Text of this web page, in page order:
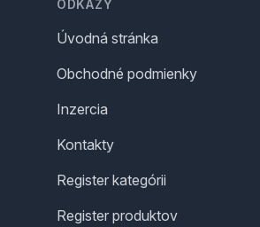
ODKAZY
Úvodná stránka
Obchodné podmienky
Inzercia
Kontakty
Register kategórii
Register produktov